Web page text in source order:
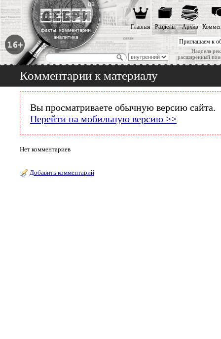
Приглашаем к
Надоела
расширенный
Главная Разделы Архив
Комментарии к материалу
Вы просматриваете обычную версию сайта.
Перейти на мобильную версию >>
Нет комментариев
Добавить комментарий